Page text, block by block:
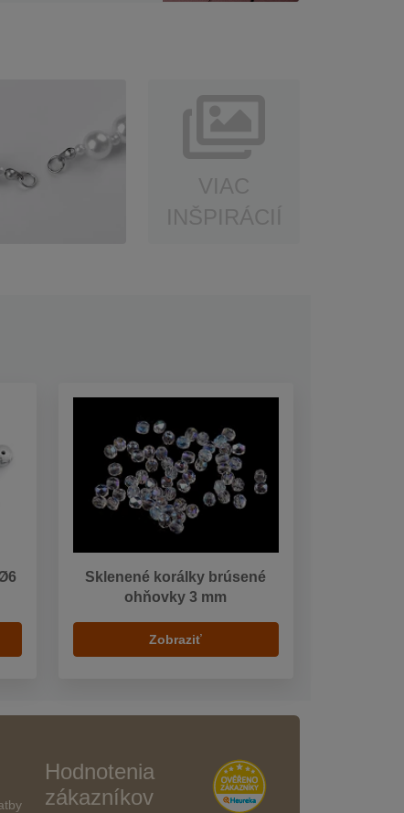
Sklenené korálky brúsené
ohňovky 3 mm
Zobraziť
Hodnotenia
zákazníkov